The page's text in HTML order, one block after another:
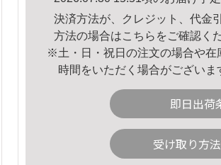
決済方法が、クレジット、代金
方法の場合はこちら をご確認く
※土・日・祝日の注文の場合や在
時間をいただく場合がございま
即日出荷
受け取り方